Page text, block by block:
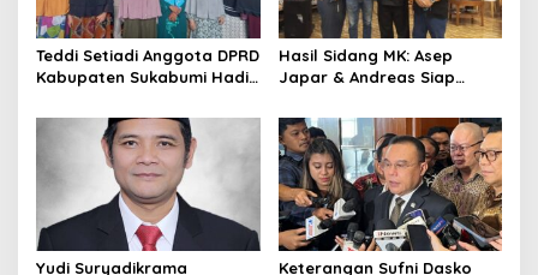
"
B
e
r
a
m
a
R
a
y
a
Teddi Setiadi Anggota DPRD
Kabupaten Sukabumi Hadiri
dengan Tema “Berjuang
Tiada Akhir
Hasil Sidang MK: Asep
Japar & Andreas Siap
Wakil Bupati
SukabumiFebruari 6, 2025
Yudi Suryadikrama
Keterangan Sufni Dasko